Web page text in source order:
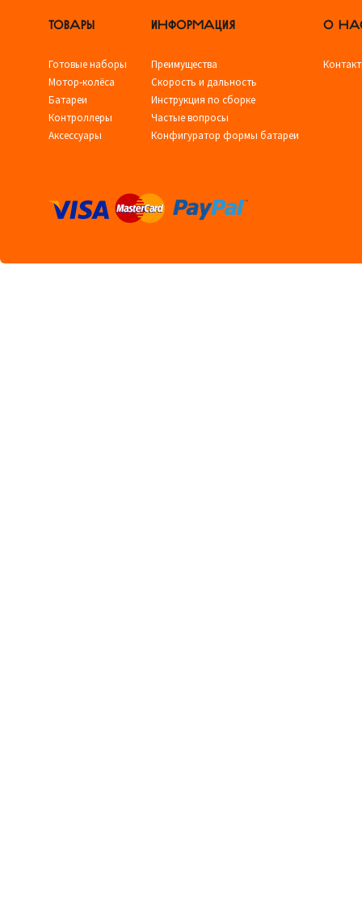
ТОВАРЫ
Готовые наборы
Мотор-колёса
Батареи
Контроллеры
Аксессуары
ИНФОРМАЦИЯ
Преимущества
Скорость и дальность
Инструкция по сборке
Частые вопросы
Конфигуратор формы батареи
О